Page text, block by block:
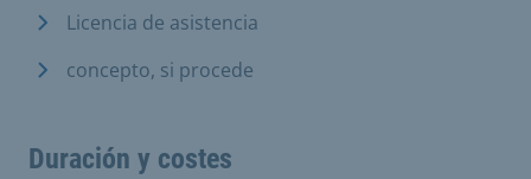
Licencia de asistencia
concepto, si procede
Duración y costes